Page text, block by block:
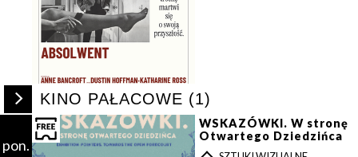
Rozwiń
zwiń
listę
wydarzeń
s KINO PAŁACOWE (1)
pon.
WSKAZÓWKI. W stronę
Otwartego Dziedzińca